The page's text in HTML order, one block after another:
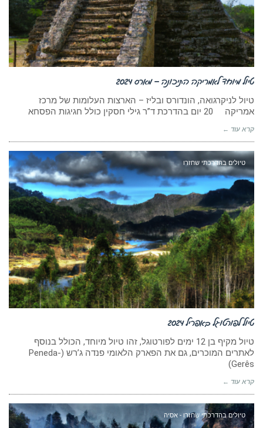
טיול מיוחד לאמריקה התיכונה – מארס 2024
טיול לניקרגואה, הונדורס ובליז – הארצות העלומות של מרכז
אמריקה 20 יום בהדרכת ד”ר גילי חסקין כולל חגיגות הפסחא
קרא עוד ←
טיולים בהדרכתי שחזרו
טיול לפורטוגל באפריל 2024
טיול מקיף בן 12 ימים לפורטוגל, זהו טיול מיוחד, הכולל בנוסף
לאתרים המוכרים, גם את הפארק הלאומי פנדה ג’רש (Peneda-
Gerês)
קרא עוד ←
טיולים בהדרכתי שחזרו - אסיה